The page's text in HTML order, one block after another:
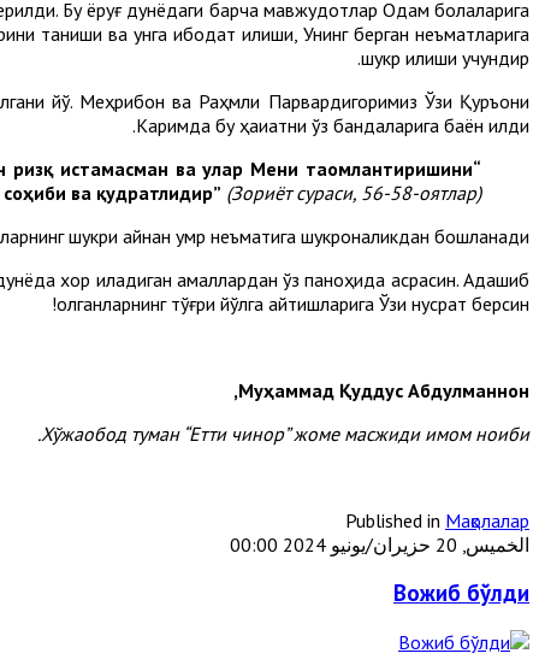
Бу ёруғ дунёдаги барча мавжудотлар Одам болаларига
таниши ва унга ибодат қилиши, Унинг берган неъматларига
шукр қилиши учундир.
йўқ. Меҳрибон ва Раҳмли Парвардигоримиз Ўзи Қуръони
Каримда бу ҳақиқатни ўз бандаларига баён қилди.
“Мен жин ва инсни фақат Ўзимга ибодат қилишлари учунгина яратдим.
ризқ истамасман ва улар Мени таомлантиришини
ва қудратлидир” (Зориёт сураси, 56-58-оятлар).
шукри айнан умр неъматига шукроналикдан бошланади.
хор қиладиган амаллардан ўз паноҳида асрасин. Адашиб
қолганларнинг тўғри йўлга қайтишларига Ўзи нусрат берсин!
Муҳаммад Қуддус Абдулманнон,
Хўжаобод туман “Етти чинор” жоме масжиди имом ноиби.
Published in Мақолалар
الخميس, 20 حزيران/يونيو 2024 00:00
Вожиб бўлди